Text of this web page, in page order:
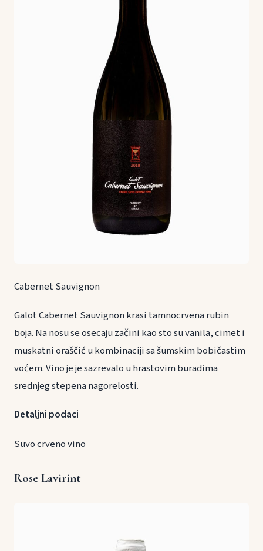
Cabernet Sauvignon
Galot Cabernet Sauvignon krasi tamnocrvena rubin
boja. Na nosu se osecaju začini kao sto su vanila, cimet i
muskatni oraščić u kombinaciji sa šumskim bobičastim
voćem. Vino je je sazrevalo u hrastovim buradima
srednjeg stepena nagorelosti.
Detaljni podaci
Suvo crveno vino
Rose Lavirint